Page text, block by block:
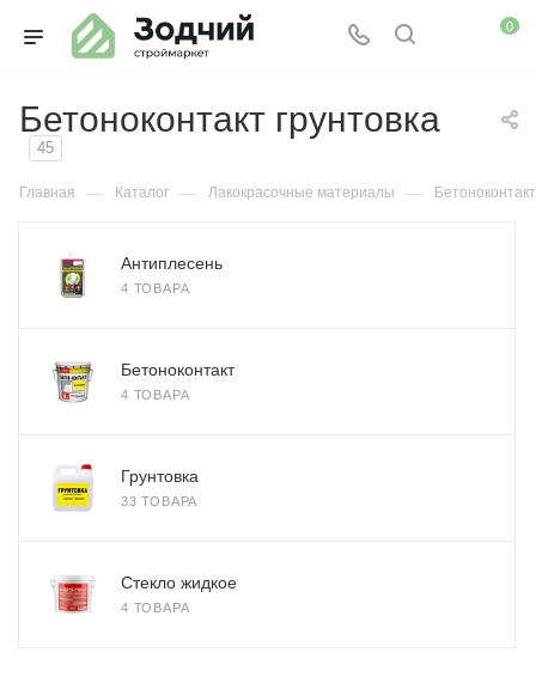
0
Бетоноконтакт грунтовка
45
Главная — Каталог — Лакокрасочные материалы —
Антиплесень
4 ТОВАРА
Бетоноконтакт
4 ТОВАРА
Грунтовка
33 ТОВАРА
Стекло жидкое
4 ТОВАРА